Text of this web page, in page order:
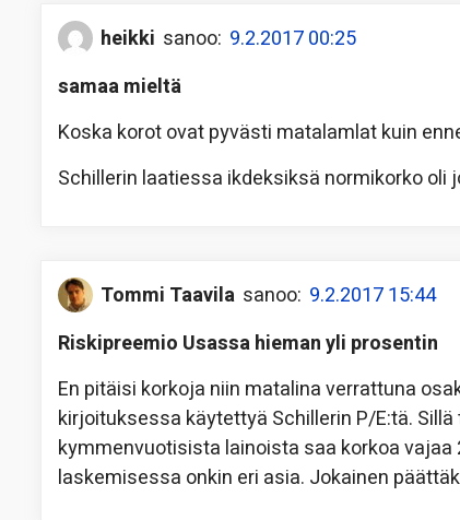
heikki sanoo: 9.2.2017 00:25
samaa mieltä
Koska korot ovat pyvästi matalamlat kuin
Schillerin laatiessa ikdeksiksä normikorko oli
Tommi Taavila sanoo: 9.2.2017 15:44
Riskipreemio Usassa hieman yli prosentin
En pitäisi korkoja niin matalina verrattuna
kirjoituksessa käytettyä Schillerin P/E:tä.
kymmenvuotisista lainoista saa korkoa
laskemisessa onkin eri asia. Jokainen